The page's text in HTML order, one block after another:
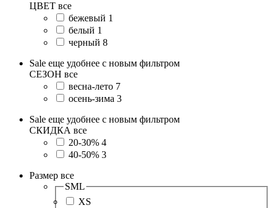
ЦВЕТ все
бежевый 1
белый 1
черный 8
Sale еще удобнее с новым фильтром
СЕЗОН все
весна-лето 7
осень-зима 3
Sale еще удобнее с новым фильтром
СКИДКА все
20-30% 4
40-50% 3
Размер все
SML
XS